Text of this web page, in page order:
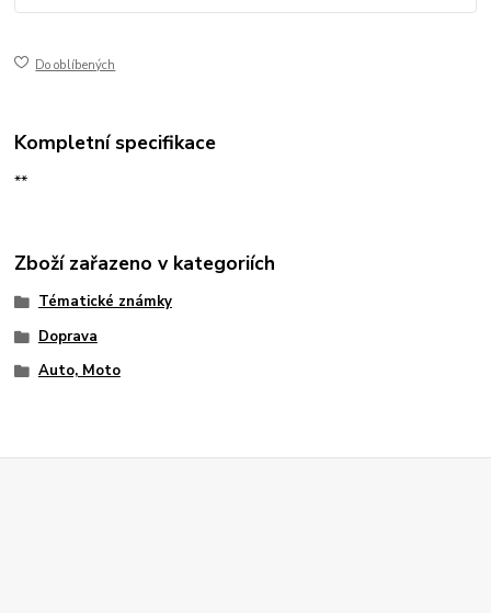
Do oblíbených
Kompletní specifikace
**
Zboží zařazeno v kategoriích
Tématické známky
Doprava
Auto, Moto